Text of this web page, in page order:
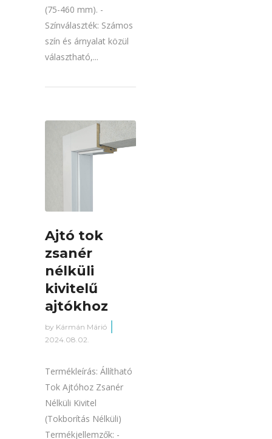
(75-460 mm). -
Színválaszték: Számos
szín és árnyalat közül
választható,...
Ajtó tok
zsanér
nélküli
kivitelű
ajtókhoz
by Kármán Márió
2024.08.02.
Termékleírás: Állítható
Tok Ajtóhoz Zsanér
Nélküli Kivitel
(Tokborítás Nélküli)
Termékjellemzők: -